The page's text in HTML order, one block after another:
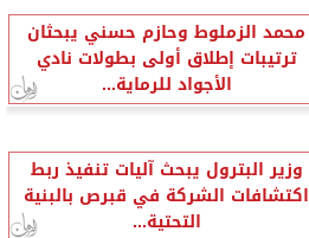
محمد الزملوط وحازم حسني يبحثان
ترتيبات إطلاق أولى بطولات نادي
الأجواد للرماية...
وزير البترول يبحث آليات تنفيذ ربط
اكتشافات الشركة في قبرص بالبنية
التحتية...